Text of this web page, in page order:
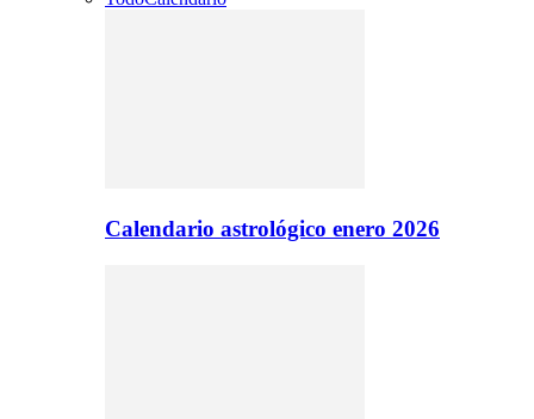
Calendario astrológico enero 2026